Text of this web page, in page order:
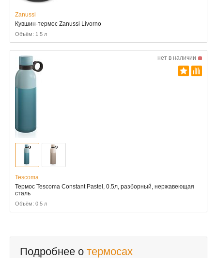
Zanussi
Кувшин-термос Zanussi Livorno
Объём: 1.5 л
нет в наличии
Tescoma
Термос Tescoma Constant Pastel, 0.5л, разборный, нержавеющая
сталь
Объём: 0.5 л
Подробнее о термосах